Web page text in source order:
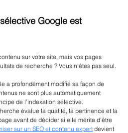
Google est
sur votre site, mais vos pages
de recherche ? Vous n'êtes pas seul.
a profondément modifié sa façon de
ne sont plus automatiquement
de l’indexation sélective.
évalue la qualité, la pertinence et la
avant de décider si elle mérite d’être
sur un SEO et contenu expert devient